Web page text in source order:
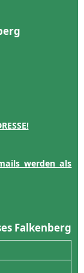
werden als
Falkenberg